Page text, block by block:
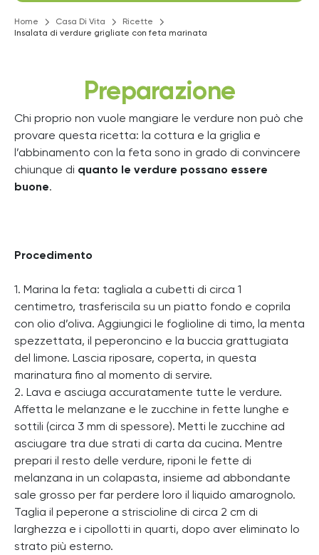
Home Casa Di Vita
Ricette
Insalata di verdure grigliate con feta marinata
Preparazione
Chi proprio non vuole mangiare le verdure non può che
provare questa ricetta: la cottura e la griglia e
l’abbinamento con la feta sono in grado di convincere
chiunque di quanto le verdure possano essere
buone.
Procedimento
1. Marina la feta: tagliala a cubetti di circa 1
centimetro, trasferiscila su un piatto fondo e coprila
con olio d’oliva. Aggiungici le foglioline di timo, la menta
spezzettata, il peperoncino e la buccia grattugiata
del limone. Lascia riposare, coperta, in questa
marinatura fino al momento di servire.
2. Lava e asciuga accuratamente tutte le verdure.
Affetta le melanzane e le zucchine in fette lunghe e
sottili (circa 3 mm di spessore). Metti le zucchine ad
asciugare tra due strati di carta da cucina. Mentre
prepari il resto delle verdure, riponi le fette di
melanzana in un colapasta, insieme ad abbondante
sale grosso per far perdere loro il liquido amarognolo.
Taglia il peperone a striscioline di circa 2 cm di
larghezza e i cipollotti in quarti, dopo aver eliminato lo
strato più esterno.